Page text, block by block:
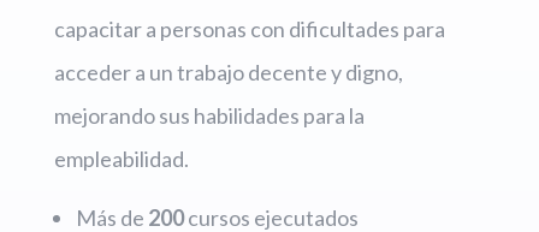
capacitar a personas con dificultades para
acceder a un trabajo decente y digno,
mejorando sus habilidades para la
empleabilidad.
Más de 200cursos ejecutados